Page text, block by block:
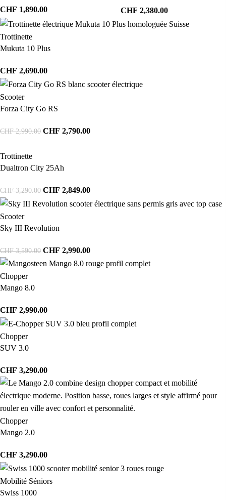
CHF 1,890.00 CHF 2,380.00
Trottinette
Mukuta 10 Plus
CHF 2,690.00
Scooter
Forza City Go RS
CHF2,990.00 CHF 2,790.00
Trottinette
Dualtron City 25Ah
CHF3,290.00 CHF 2,849.00
Scooter
Sky III Revolution
CHF3,590.00 CHF 2,990.00
Chopper
Mango 8.0
CHF 2,990.00
Chopper
SUV 3.0
CHF 3,290.00
Chopper
Mango 2.0
CHF 3,290.00
Mobilité Séniors
Swiss 1000